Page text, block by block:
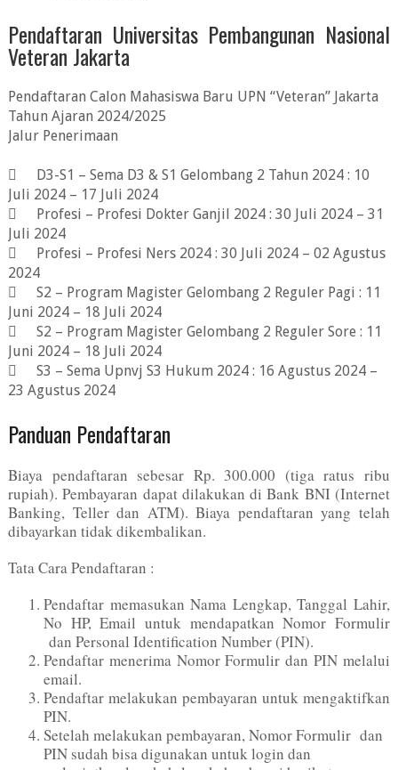
Pendaftaran Universitas Pembangunan Nasional
Veteran Jakarta
Pendaftaran Calon Mahasiswa Baru UPN “Veteran” Jakarta
Tahun Ajaran 2024/2025
Jalur Penerimaan

D3-S1 – Sema D3 & S1 Gelombang 2 Tahun 2024 : 10
Juli 2024 – 17 Juli 2024

Profesi – Profesi Dokter Ganjil 2024 : 30 Juli 2024 – 31
Juli 2024

Profesi – Profesi Ners 2024 : 30 Juli 2024 – 02 Agustus
2024

S2 – Program Magister Gelombang 2 Reguler Pagi : 11
Juni 2024 – 18 Juli 2024

S2 – Program Magister Gelombang 2 Reguler Sore : 11
Juni 2024 – 18 Juli 2024

S3 – Sema Upnvj S3 Hukum 2024 : 16 Agustus 2024 –
23 Agustus 2024
Panduan Pendaftaran
Biaya pendaftaran sebesar Rp. 300.000 (tiga ratus ribu
rupiah). Pembayaran dapat dilakukan di Bank BNI (Internet
Banking, Teller dan ATM). Biaya pendaftaran yang telah
dibayarkan tidak dikembalikan.
Tata Cara Pendaftaran :
Pendaftar memasukan Nama Lengkap, Tanggal Lahir,
No HP, Email untuk mendapatkan Nomor Formulir
dan Personal Identification Number (PIN).
Pendaftar menerima Nomor Formulir dan PIN melalui
email.
Pendaftar melakukan pembayaran untuk mengaktifkan
PIN.
Setelah melakukan pembayaran, Nomor Formulir dan
PIN sudah bisa digunakan untuk login dan